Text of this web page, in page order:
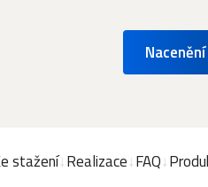
stažení Realizace FAQ